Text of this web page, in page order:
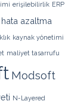
erişilebilirlik ERP
hata azaltma
kaynak yönetimi
maliyet tasarrufu
Modsoft
N-Layered